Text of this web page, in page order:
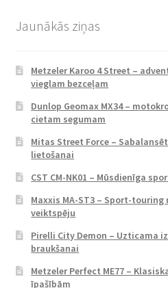
Jaunākās ziņas
Metzeler Karoo 4 Street –
vieglam bezceļam
Dunlop Geomax MX34 –
cietam segumam
Mitas Street Force –
lietošanai
CST CM-NK01 – Mūsdienīga
Maxxis MA-ST3 – Sport-
veiktspēju
Pirelli City Demon – Uzticama
braukšanai
Metzeler Perfect ME77 –
īpašībām